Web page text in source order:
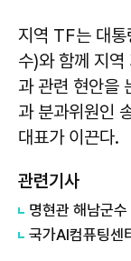
지역 TF는 대통
수)와 함께 지역
과 관련 현안을
과 분과위원인
대표가 이끈다.
관련기사